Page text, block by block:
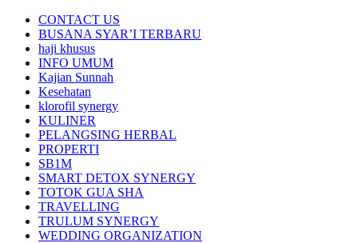
CONTACT US
BUSANA SYAR’I TERBARU
haji khusus
INFO UMUM
Kajian Sunnah
Kesehatan
klorofil synergy
KULINER
PELANGSING HERBAL
PROPERTI
SB1M
SMART DETOX SYNERGY
TOTOK GUA SHA
TRAVELLING
TRULUM SYNERGY
WEDDING ORGANIZATION